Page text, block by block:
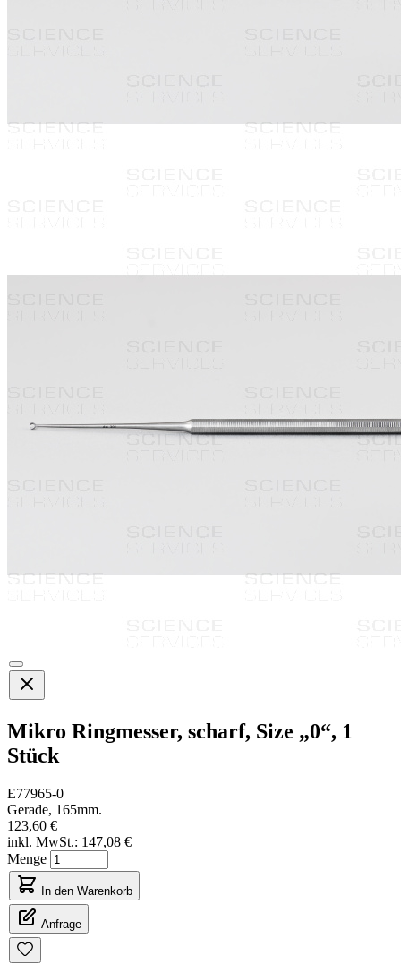
Mikro Ringmesser, scharf, Size „0“, 1
Stück
E77965-0
Gerade, 165mm.
123,60 €
inkl. MwSt.: 147,08 €
Menge
In den Warenkorb
Anfrage